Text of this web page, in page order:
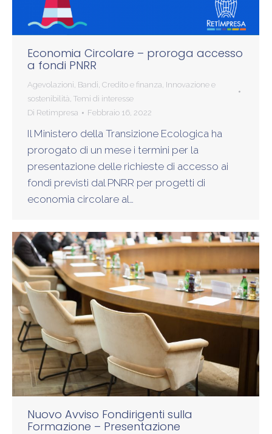
Economia Circolare – proroga accesso
a fondi PNRR
Agevolazioni, Bandi, Credito e finanza, Innovazione e
sostenibilità, Temi di interesse
Di Retimpresa Febbraio 16, 2022
Il Ministero della Transizione Ecologica ha
prorogato di un mese i termini per la
presentazione delle richieste di accesso ai
fondi previsti dal PNRR per progetti di
economia circolare al…
Nuovo Avviso Fondirigenti sulla
Formazione – Presentazione